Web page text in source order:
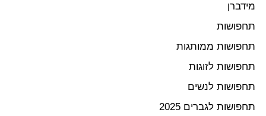
מידברן
תחפושות
תחפושות ממותגות
תחפושות לזוגות
תחפושות לנשים
תחפושות לגברים 2025